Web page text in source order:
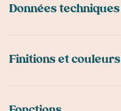
Données techniques
Dimensions (mm)
Poids (kg)
Finitions et couleurs
Finitions et couleurs